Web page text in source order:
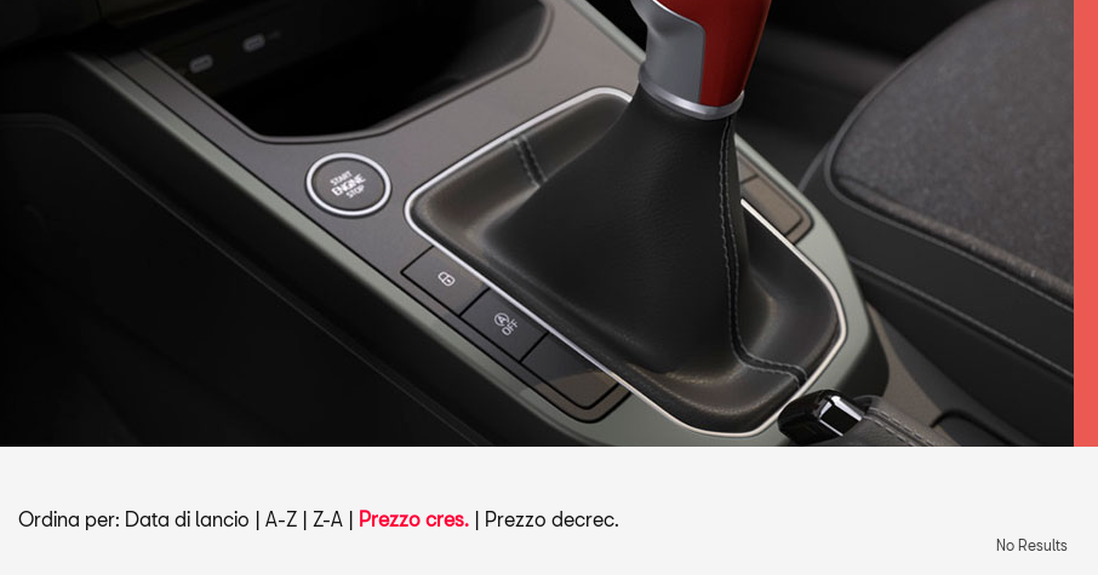
Ordina per: Data di lancio | A-Z | Z-A | Prezzo cres. | Prezzo decrec.
No Results